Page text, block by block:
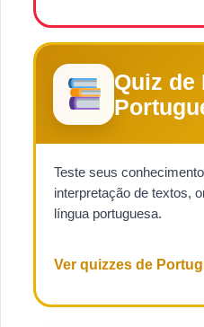
Quiz de
Teste seus
interpretação de textos,
língua portuguesa.
Ver quizzes de